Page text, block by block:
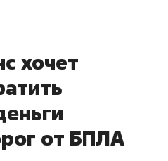
хочет
от БПЛА